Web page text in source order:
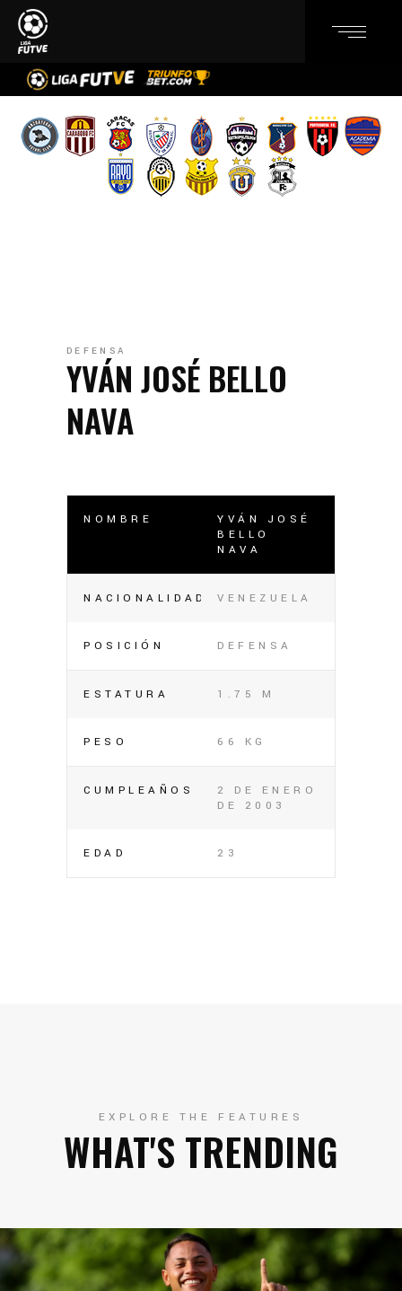
DEFENSA
YVÁN JOSÉ BELLO
NAVA
NOMBRE
YVÁN JOSÉ
BELLO
NAVA
NACIONALIDAD VENEZUELA
POSICIÓN DEFENSA
ESTATURA 1.75 M
PESO 66 KG
CUMPLEAÑOS
2 DE ENERO
DE 2003
EDAD 23
EXPLORE THE FEATURES
WHAT'S TRENDING